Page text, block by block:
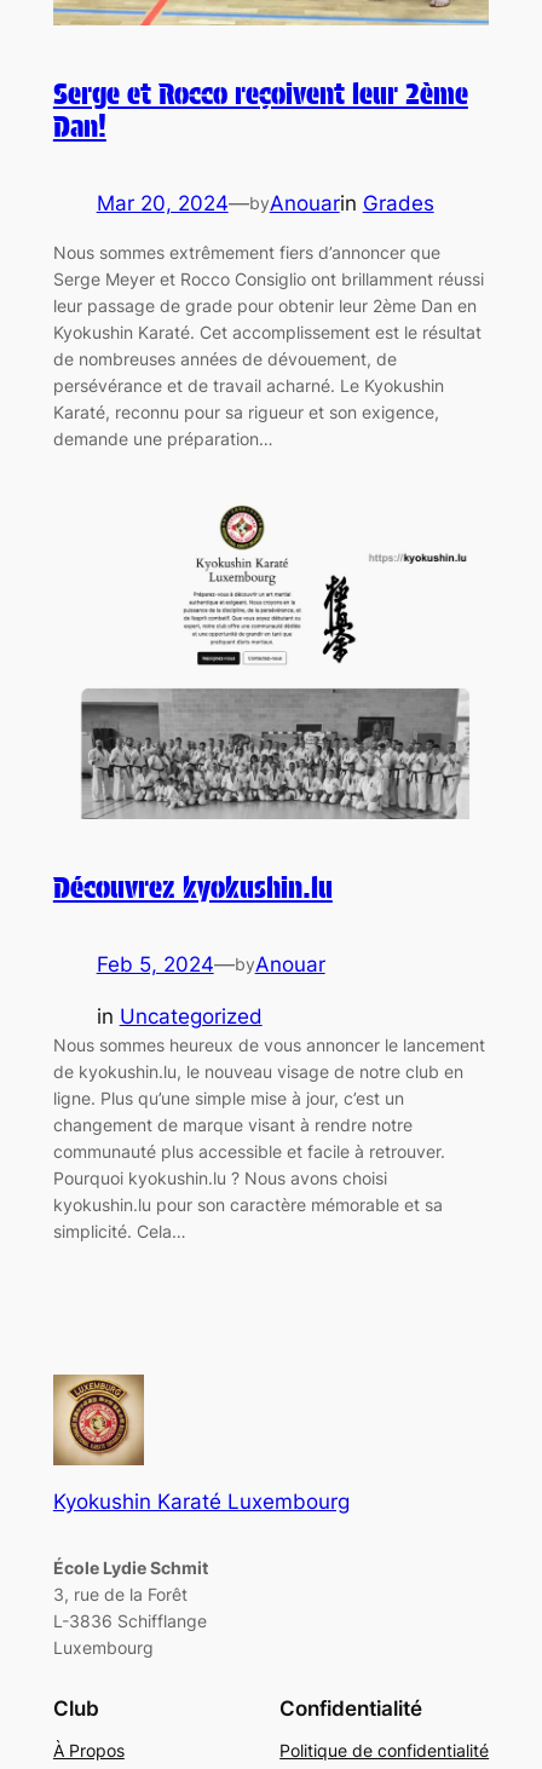
Serge et Rocco reçoivent leur 2ème
Dan!
Mar 20, 2024—byAnouarin Grades
Nous sommes extrêmement fiers d’annoncer que
Serge Meyer et Rocco Consiglio ont brillamment réussi
leur passage de grade pour obtenir leur 2ème Dan en
Kyokushin Karaté. Cet accomplissement est le résultat
de nombreuses années de dévouement, de
persévérance et de travail acharné. Le Kyokushin
Karaté, reconnu pour sa rigueur et son exigence,
demande une préparation…
Découvrez kyokushin.lu
Feb 5, 2024—byAnouar
in Uncategorized
Nous sommes heureux de vous annoncer le lancement
de kyokushin.lu, le nouveau visage de notre club en
ligne. Plus qu’une simple mise à jour, c’est un
changement de marque visant à rendre notre
communauté plus accessible et facile à retrouver.
Pourquoi kyokushin.lu ? Nous avons choisi
kyokushin.lu pour son caractère mémorable et sa
simplicité. Cela…
Kyokushin Karaté Luxembourg
École Lydie Schmit
3, rue de la Forêt
L-3836 Schifflange
Luxembourg
Club
À Propos
Confidentialité
Politique de confidentialité